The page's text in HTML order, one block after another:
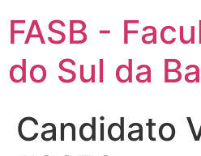
FASB -
do Sul da
Candidato